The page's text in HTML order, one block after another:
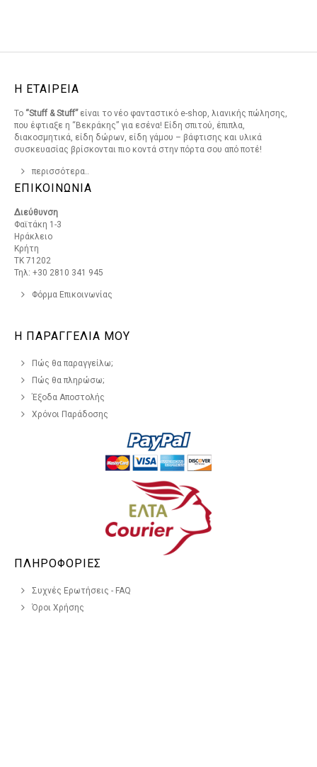
Η ΕΤΑΙΡΕΙΑ
Το “Stuff & Stuff”είναι το νέο φανταστικό e-shop, λιανικής πώλησης,
που έφτιαξε η “Βεκράκης” για εσένα! Είδη σπιτού, έπιπλα,
διακοσμητικά, είδη δώρων, είδη γάμου – βάφτισης και υλικά
συσκευασίας βρίσκονται πιο κοντά στην πόρτα σου από ποτέ!
περισσότερα..
ΕΠΙΚΟΙΝΩΝΙΑ
Διεύθυνση
Φαϊτάκη 1-3
Ηράκλειο
Κρήτη
ΤΚ 71202
Τηλ: +30 2810 341 945
Φόρμα Επικοινωνίας
Η ΠΑΡΑΓΓΕΛΙΑ ΜΟΥ
Πώς θα παραγγείλω;
Πώς θα πληρώσω;
Έξοδα Αποστολής
Χρόνοι Παράδοσης
ΠΛΗΡΟΦΟΡΙΕΣ
Συχνές Ερωτήσεις - FAQ
Όροι Χρήσης